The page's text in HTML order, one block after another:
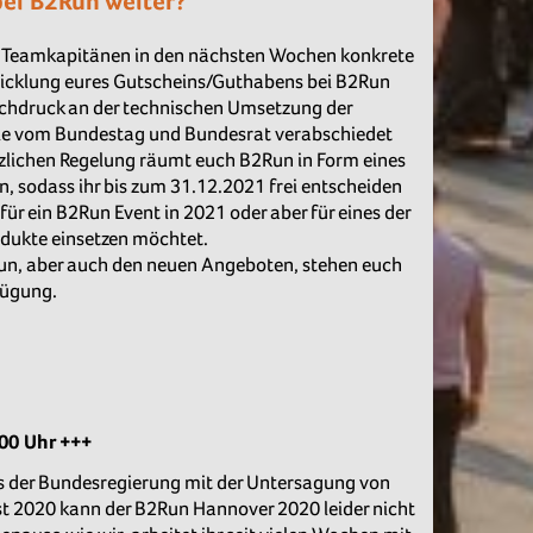
in den nächsten Wochen konkrete
eures Gutscheins/Guthabens bei B2Run
an der technischen Umsetzung der
vom Bundestag und Bundesrat verabschiedet
Regelung räumt euch B2Run in Form eines
sodass ihr bis zum 31.12.2021 frei entscheiden
ein B2Run Event in 2021 oder aber für eines der
einsetzen möchtet.
aber auch den neuen Angeboten, stehen euch
Uhr +++
Bundesregierung mit der Untersagung von
kann der B2Run Hannover 2020 leider nicht